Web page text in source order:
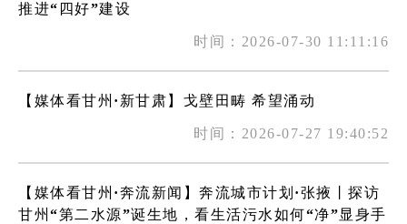
推进“四好”建设
时间：2026-07-30 11:11:16
【媒体看甘州·新甘肃】戈壁田畴 希望涌动
时间：2026-07-27 19:40:52
【媒体看甘州·奔流新闻】奔流城市计划·张掖丨探访
甘州“第二水源”诞生地，看生活污水如何“净”显身手